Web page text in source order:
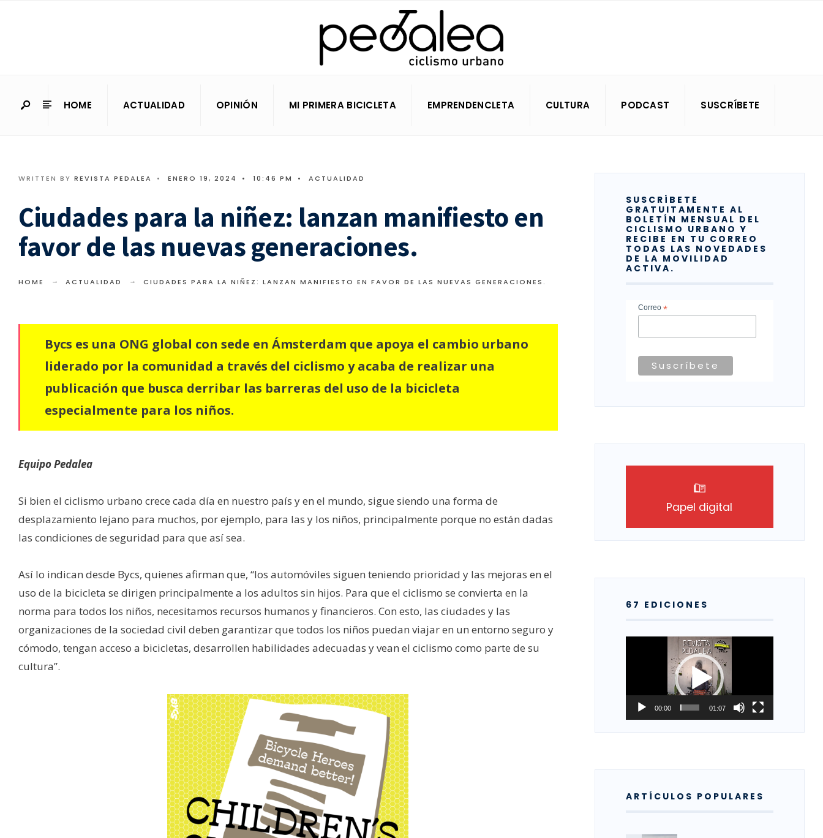
HOME ACTUALIDAD OPINIÓN MI PRIMERA BICICLETA EMPRENDENCLETA CULTURA PODCAST SUSCRÍBETE
WRITTEN BY REVISTA PEDALEA • ENERO 19, 2024 • 10:46 PM • ACTUALIDAD
Ciudades para la niñez: lanzan manifiesto en
favor de las nuevas generaciones.
HOME ACTUALIDAD CIUDADES PARA LA NIÑEZ: LANZAN MANIFIESTO EN FAVOR DE LAS NUEVAS GENERACIONES.
Bycs es una ONG global con sede en Ámsterdam que apoya el cambio urbano
liderado por la comunidad a través del ciclismo y acaba de realizar una
publicación que busca derribar las barreras del uso de la bicicleta
especialmente para los niños.
Equipo Pedalea
Si bien el ciclismo urbano crece cada día en nuestro país y en el mundo, sigue siendo una forma de
desplazamiento lejano para muchos, por ejemplo, para las y los niños, principalmente porque no están dadas
las condiciones de seguridad para que así sea.
Así lo indican desde Bycs, quienes afirman que, “los automóviles siguen teniendo prioridad y las mejoras en el
uso de la bicicleta se dirigen principalmente a los adultos sin hijos. Para que el ciclismo se convierta en la
norma para todos los niños, necesitamos recursos humanos y financieros. Con esto, las ciudades y las
organizaciones de la sociedad civil deben garantizar que todos los niños puedan viajar en un entorno seguro y
cómodo, tengan acceso a bicicletas, desarrollen habilidades adecuadas y vean el ciclismo como parte de su
cultura”.
SUSCRÍBETE
GRATUITAMENTE AL
BOLETÍN MENSUAL DEL
CICLISMO URBANO Y
RECIBE EN TU CORREO
TODAS LAS NOVEDADES
DE LA MOVILIDAD
ACTIVA.
Correo *
Papel digital
67 EDICIONES
Reproductor
00:00 01:07
ARTÍCULOS POPULARES